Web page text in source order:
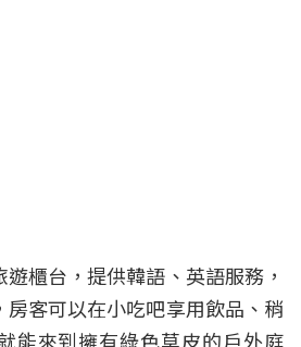
櫃台，提供韓語、英語服務，
客可以在小吃吧享用飲品、稍
能來到擁有綠色草皮的戶外庭